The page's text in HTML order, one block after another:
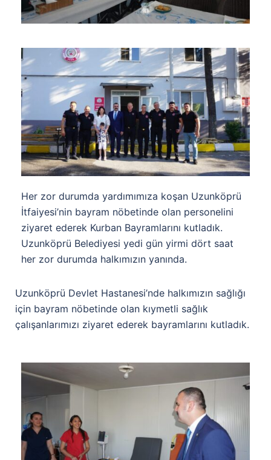
Her zor durumda yardımımıza koşan Uzunköprü
İtfaiyesi’nin bayram nöbetinde olan personelini
ziyaret ederek Kurban Bayramlarını kutladık.
Uzunköprü Belediyesi yedi gün yirmi dört saat
her zor durumda halkımızın yanında.
Uzunköprü Devlet Hastanesi’nde halkımızın sağlığı
için bayram nöbetinde olan kıymetli sağlık
çalışanlarımızı ziyaret ederek bayramlarını kutladık.